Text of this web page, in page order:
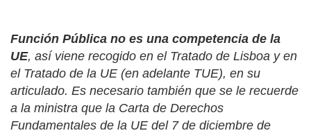
Función Pública no es una competencia de la
UE, así viene recogido en el Tratado de Lisboa y en
el Tratado de la UE (en adelante TUE), en su
articulado. Es necesario también que se le recuerde
a la ministra que la Carta de Derechos
Fundamentales de la UE del 7 de diciembre de